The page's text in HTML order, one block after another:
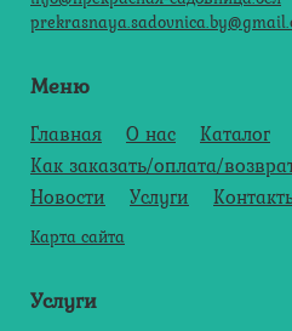
Меню
Главная О нас
Каталог
Как заказать/оплата/
Новости
Услуги
Карта сайта
Услуги